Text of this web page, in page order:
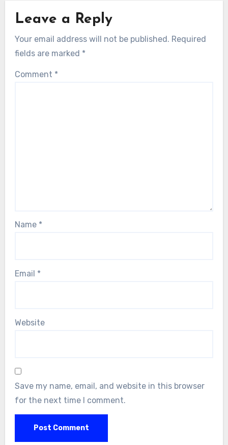
Leave a Reply
Your email address will not be published. Required
fields are marked *
Comment *
Name *
Email *
Website
Save my name, email, and website in this browser
for the next time I comment.